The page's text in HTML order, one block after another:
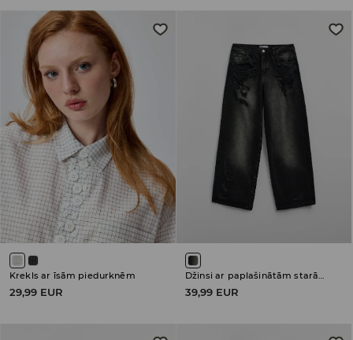
Krekls ar īsām piedurknēm
29,99 EUR
Džinsi ar paplašinātām starām (wide leg) un ar zemu jostasvietu
39,99 EUR